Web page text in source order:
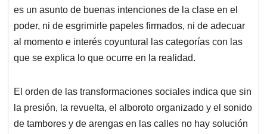
es un asunto de buenas intenciones de la clase en el
poder, ni de esgrimirle papeles firmados, ni de adecuar
al momento e interés coyuntural las categorías con las
que se explica lo que ocurre en la realidad.
El orden de las transformaciones sociales indica que sin
la presión, la revuelta, el alboroto organizado y el sonido
de tambores y de arengas en las calles no hay solución